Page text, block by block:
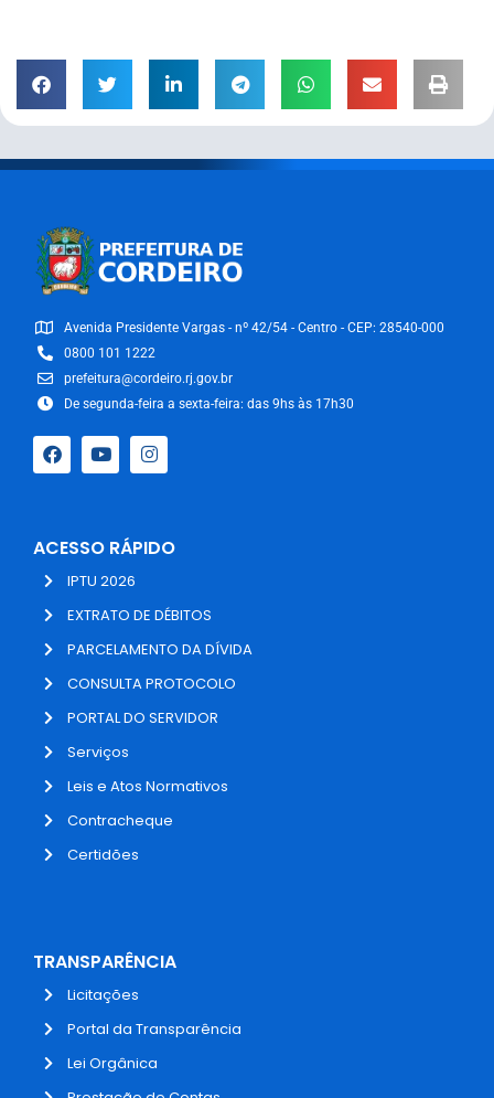
Avenida Presidente Vargas - nº 42/54 - Centro - CEP: 28540-000
0800 101 1222
prefeitura@cordeiro.rj.gov.br
De segunda-feira a sexta-feira: das 9hs às 17h30
ACESSO RÁPIDO
IPTU 2026
EXTRATO DE DÉBITOS
PARCELAMENTO DA DÍVIDA
CONSULTA PROTOCOLO
PORTAL DO SERVIDOR
Serviços
Leis e Atos Normativos
Contracheque
Certidões
TRANSPARÊNCIA
Licitações
Portal da Transparência
Lei Orgânica